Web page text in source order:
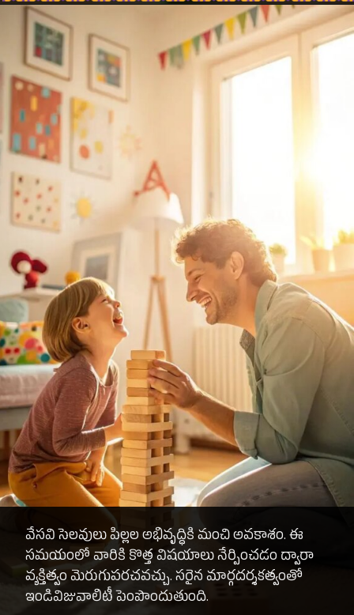
వేసవి సెలవులు పిల్లల అభివృద్ధికి మంచి అవకాశం. ఈ
సమయంలో వారికి కొత్త విషయాలు నేర్పించడం ద్వారా
వ్యక్తిత్వం మెరుగుపరచవచ్చు. సరైన మార్గదర్శకత్వంతో
ఇండివిజువాలిటీ పెంపొందుతుంది.